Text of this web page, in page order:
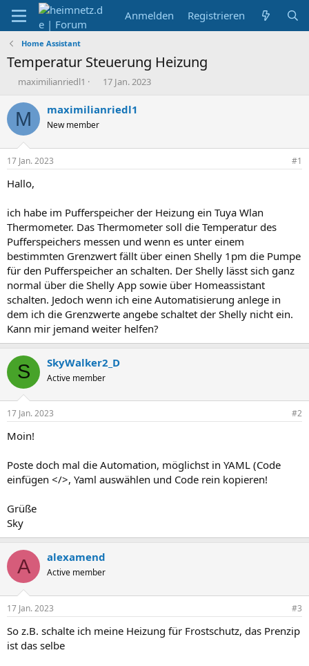
Anmelden Registrieren
Home Assistant
Temperatur Steuerung Heizung
E
s
t
e
r
maximilianriedl1
E
s
t
17 Jan. 2023
M maximilianriedl1
New member
17 Jan. 2023 #1
Hallo,
ich habe im Pufferspeicher der Heizung ein Tuya Wlan
Thermometer. Das Thermometer soll die Temperatur des
Pufferspeichers messen und wenn es unter einem
bestimmten Grenzwert fällt über einen Shelly 1pm die Pumpe
für den Pufferspeicher an schalten. Der Shelly lässt sich ganz
normal über die Shelly App sowie über Homeassistant
schalten. Jedoch wenn ich eine Automatisierung anlege in
dem ich die Grenzwerte angebe schaltet der Shelly nicht ein.
Kann mir jemand weiter helfen?
S SkyWalker2_D
Active member
17 Jan. 2023 #2
Moin!
Poste doch mal die Automation, möglichst in YAML (Code
einfügen </>, Yaml auswählen und Code rein kopieren!
Grüße
Sky
A alexamend
Active member
17 Jan. 2023 #3
So z.B. schalte ich meine Heizung für Frostschutz, das Prenzip
ist das selbe